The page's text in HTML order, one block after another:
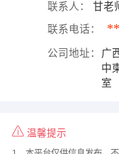
联系人： 甘老
联系电话：
公司地址：
广
中
室
温馨提示